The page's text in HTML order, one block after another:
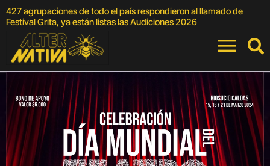
427 agrupaciones de todo el país respondieron al llamado de
Festival Grita, ya están listas las Audiciones 2026